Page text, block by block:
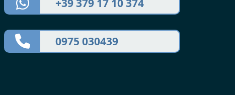
+39 379 17 10 374
0975 030439